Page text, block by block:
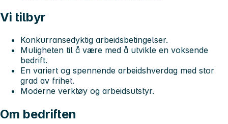
Vi tilbyr
Konkurransedyktig arbeidsbetingelser.
Muligheten til å være med å utvikle en voksende
bedrift.
En variert og spennende arbeidshverdag med stor
grad av frihet.
Moderne verktøy og arbeidsutstyr.
Om bedriften